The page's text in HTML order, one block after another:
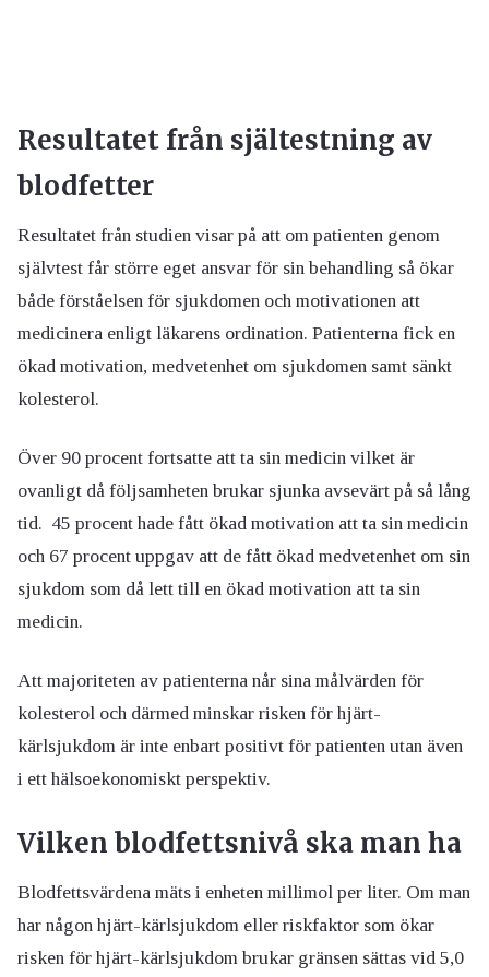
Resultatet från själtestning av
blodfetter
Resultatet från studien visar på att om patienten genom
självtest får större eget ansvar för sin behandling så ökar
både förståelsen för sjukdomen och motivationen att
medicinera enligt läkarens ordination. Patienterna fick en
ökad motivation, medvetenhet om sjukdomen samt sänkt
kolesterol.
Över 90 procent fortsatte att ta sin medicin vilket är
ovanligt då följsamheten brukar sjunka avsevärt på så lång
tid. 45 procent hade fått ökad motivation att ta sin medicin
och 67 procent uppgav att de fått ökad medvetenhet om sin
sjukdom som då lett till en ökad motivation att ta sin
medicin.
Att majoriteten av patienterna når sina målvärden för
kolesterol och därmed minskar risken för hjärt-
kärlsjukdom är inte enbart positivt för patienten utan även
i ett hälsoekonomiskt perspektiv.
Vilken blodfettsnivå ska man ha
Blodfettsvärdena mäts i enheten millimol per liter. Om man
har någon hjärt-kärlsjukdom eller riskfaktor som ökar
risken för hjärt-kärlsjukdom brukar gränsen sättas vid 5,0